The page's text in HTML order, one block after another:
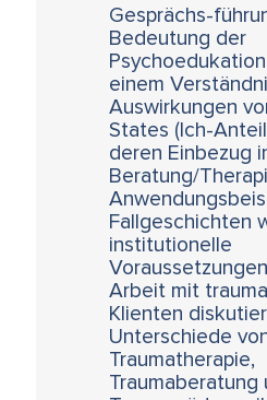
Gesprächs-
Bedeutung der
einem
Auswirkungen
States (Ich-
deren Einbezug
Beratung/
Fallgeschichten
institutionelle
Arbeit mit
Klienten
Unterschiede
Traumatherapie,
Traumaberatung